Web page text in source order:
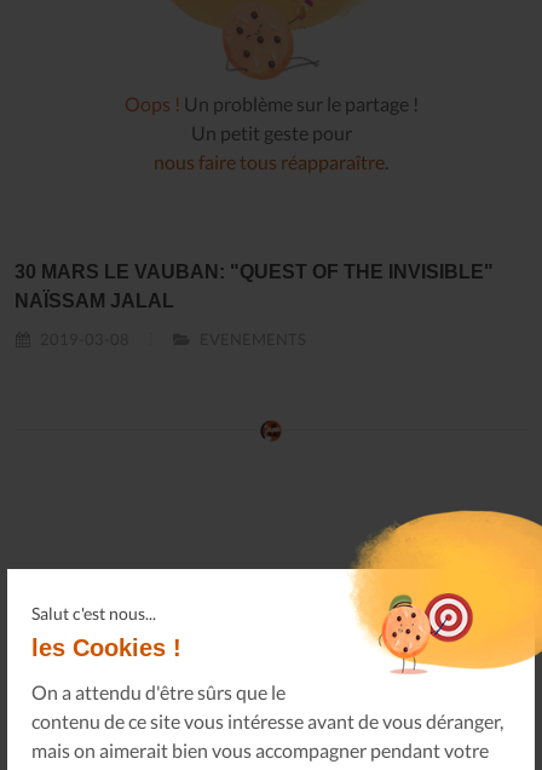
Salut c'est nous...
les Cookies !
On a attendu d'être sûrs que le
contenu de ce site vous intéresse avant de vous déranger,
mais on aimerait bien vous accompagner pendant votre
Oops ! Un problème sur le partage !
Un petit geste pour
nous faire tous réapparaître.
30 MARS LE VAUBAN: "QUEST OF THE INVISIBLE"
NAÏSSAM JALAL